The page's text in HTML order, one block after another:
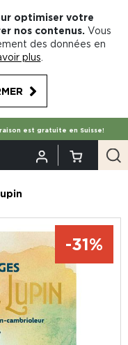
optimiser votre
nos contenus. Vous
des données en
plus
est gratuite en Suisse!
-31%